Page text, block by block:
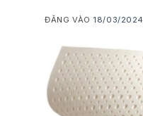
ĐĂNG VÀO 18/03/2024